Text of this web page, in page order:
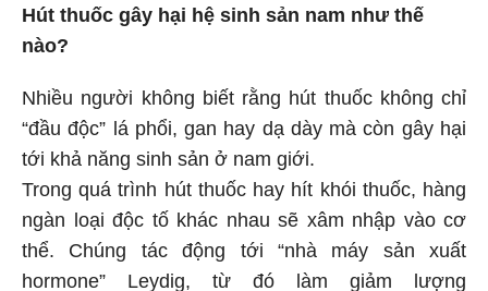
Hút thuốc gây hại hệ sinh sản nam như thế
nào?
Nhiều người không biết rằng hút thuốc không chỉ
“đầu độc” lá phổi, gan hay dạ dày mà còn gây hại
tới khả năng sinh sản ở nam giới.
Trong quá trình hút thuốc hay hít khói thuốc, hàng
ngàn loại độc tố khác nhau sẽ xâm nhập vào cơ
thể. Chúng tác động tới “nhà máy sản xuất
hormone” Leydig, từ đó làm giảm lượng